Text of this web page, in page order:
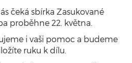
čeká sbírka Zasukované
proběhne 22. května.
i vaši pomoc a budeme
ruku k dílu.